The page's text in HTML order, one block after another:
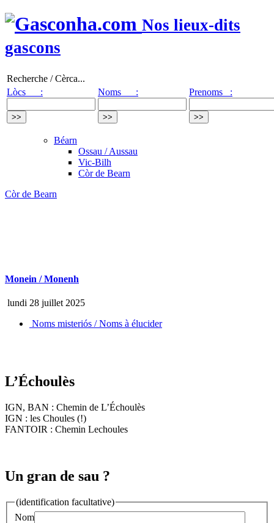
Nos lieux-dits
gascons
Recherche / Cèrca...
Lòcs :
Noms : Prenoms :
Béarn
Ossau / Aussau
Vic-Bilh
Còr de Bearn
Còr de Bearn
Monein / Monenh
lundi 28 juillet 2025
Noms misteriós / Noms à élucider
L’Échoulès
IGN, BAN : Chemin de L’Échoulès
IGN : les Choules (!)
FANTOIR : Chemin Lechoules
Un gran de sau ?
(identification facultative)
Nom